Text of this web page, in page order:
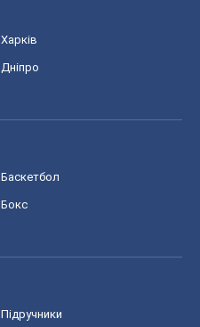
Харків
Дніпро
Баскетбол
Бокс
Підручники